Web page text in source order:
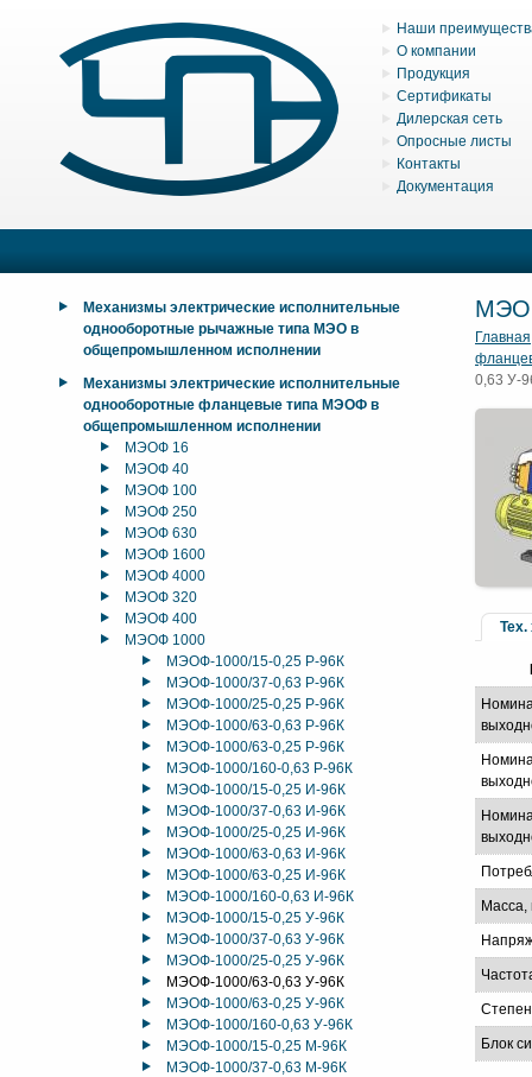
Наши
О компании
Продукция
Сертификаты
Дилерская сеть
Опросные листы
Контакты
Документация
Механизмы электрические исполнительные
однооборотные рычажные типа МЭО в
общепромышленном исполнении
Механизмы электрические исполнительные
однооборотные фланцевые типа МЭОФ в
общепромышленном исполнении
МЭОФ 16
МЭОФ 40
МЭОФ 100
МЭОФ 250
МЭОФ 630
МЭОФ 1600
МЭОФ 4000
МЭОФ 320
МЭОФ 400
МЭОФ 1000
МЭОФ-1000/15-0,25 Р-96К
МЭОФ-1000/37-0,63 Р-96К
МЭОФ-1000/25-0,25 Р-96К
МЭОФ-1000/63-0,63 Р-96К
МЭОФ-1000/63-0,25 Р-96К
МЭОФ-1000/160-0,63 Р-96К
МЭОФ-1000/15-0,25 И-96К
МЭОФ-1000/37-0,63 И-96К
МЭОФ-1000/25-0,25 И-96К
МЭОФ-1000/63-0,63 И-96К
МЭОФ-1000/63-0,25 И-96К
МЭОФ-1000/160-0,63 И-96К
МЭОФ-1000/15-0,25 У-96К
МЭОФ-1000/37-0,63 У-96К
МЭОФ-1000/25-0,25 У-96К
МЭОФ-1000/63-0,63 У-96К
МЭОФ-1000/63-0,25 У-96К
МЭОФ-1000/160-0,63 У-96К
МЭОФ-1000/15-0,25 М-96К
МЭОФ-1000/37-0,63 М-96К
Главная
0,63 У-
Тех.
Масса,
Блок